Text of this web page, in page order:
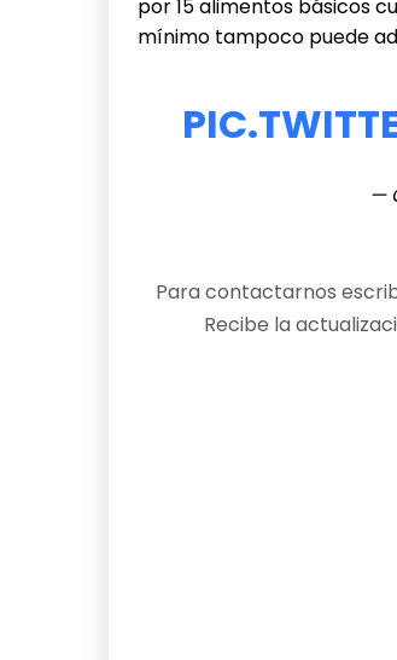
por 15 alimentos básicos
mínimo tampoco puede
—
Para contactarnos
Recibe la